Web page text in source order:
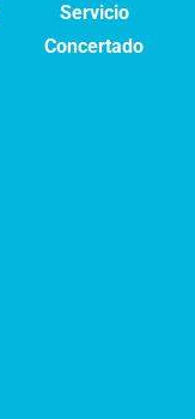
Servicio
Concertado